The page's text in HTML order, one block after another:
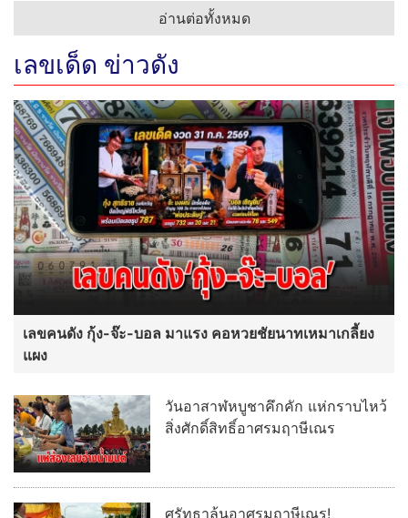
อ่านต่อทั้งหมด
เลขเด็ด ข่าวดัง
เลขคนดัง กุ้ง-จ๊ะ-บอล มาแรง คอหวยชัยนาทเหมาเกลี้ยง
แผง
วันอาสาฬหบูชาคึกคัก แห่กราบไหว้
สิ่งศักดิ์สิทธิ์อาศรมฤาษีเณร
ศรัทธาล้นอาศรมฤาษีเณร!